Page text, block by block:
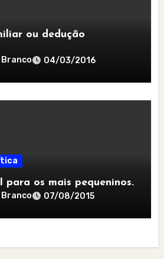
ou dedução
Branco 04/03/2016
para os mais pequeninos.
Branco 07/08/2015